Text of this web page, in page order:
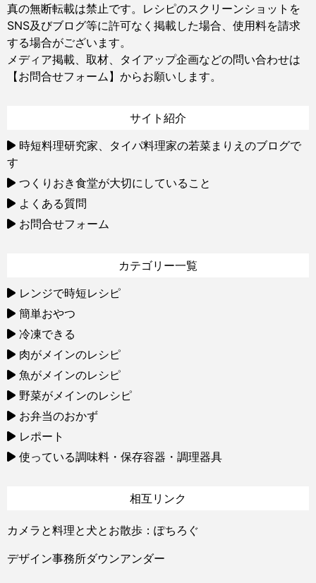
真の無断転載は禁止です。レシピのスクリーンショットを
SNS及びブログ等に許可なく掲載した場合、使用料を請求
する場合がございます。
メディア掲載、取材、タイアップ企画などの問い合わせは
【お問合せフォーム】 からお願いします。
サイト紹介
時短料理研究家、タイパ料理家の若菜まりえのブログで
す
つくりおき食堂が大切にしていること
よくある質問
お問合せフォーム
カテゴリー一覧
レンジで時短レシピ
簡単おやつ
冷凍できる
肉がメインのレシピ
魚がメインのレシピ
野菜がメインのレシピ
お弁当のおかず
レポート
使っている調味料・保存容器・調理器具
相互リンク
カメラと料理と犬とお散歩：ぽちろぐ
デザイン事務所ダウンアンダー